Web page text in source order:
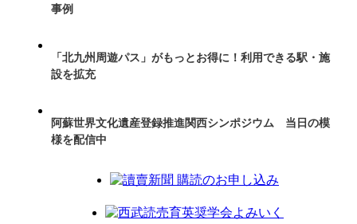
事例
「北九州周遊パス」がもっとお得に！利用できる駅・施
設を拡充
阿蘇世界文化遺産登録推進関西シンポジウム 当日の模
様を配信中